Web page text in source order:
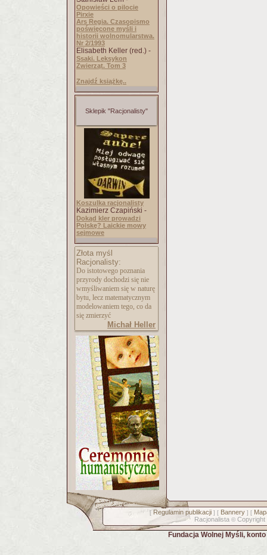
Opowieści o pilocie
Pirxie
Ars Regia. Czasopismo
poświęcone myśli i
historii wolnomularstwa.
Nr 2/1993
Elisabeth Keller (red.) -
Ssaki. Leksykon
Zwierząt. Tom 3
Znajdź książkę..
Sklepik "Racjonalisty"
Koszulka racjonalisty
Kazimierz Czapiński -
Dokąd kler prowadzi
Polskę? Laickie mowy
sejmowe
Złota myśl
Racjonalisty:
Do istotowego poznania
przyrody dochodzi się nie
wmyśliwaniem się w naturę
bytu, lecz matematycznym
modelowaniem tego, co da
się zmierzyć
Michał Heller
[ Regulamin publikacji] [ Bannery] [
Racjonalista © Copyright
Fundacja Wolnej Myśli,